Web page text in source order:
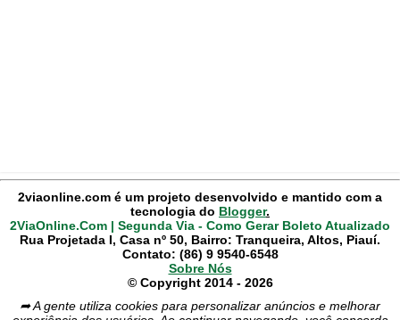
2viaonline.com é um projeto desenvolvido e mantido com a
tecnologia do Blogger.
2ViaOnline.Com | Segunda Via - Como Gerar Boleto Atualizado
Rua Projetada I, Casa nº 50, Bairro: Tranqueira, Altos, Piauí.
Contato: (86) 9 9540-6548
Sobre Nós
© Copyright 2014 - 2026
➦ A gente utiliza cookies para personalizar anúncios e melhorar